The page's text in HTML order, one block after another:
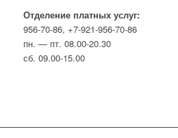
Отделение платных услуг:
956-70-86, +7-921-956-70-86
пн. — пт. 08.00-20.30
сб. 09.00-15.00